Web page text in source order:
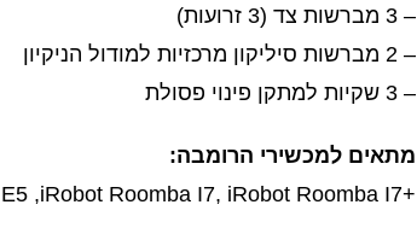
– 3 מברשות צד (3 זרועות)
– 2 מברשות סיליקון מרכזיות למודול הניקיון
– 3 שקיות למתקן פינוי פסולת
מתאים למכשירי הרומבה:
+iRobot Roomba E5 ,iRobot Roomba I7, iRobot Roomba I7